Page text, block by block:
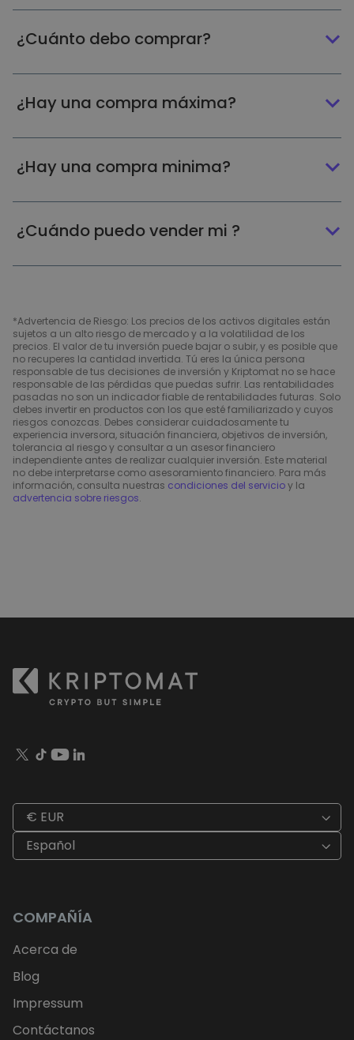
¿Cuánto debo comprar?
¿Hay una compra máxima?
¿Hay una compra minima?
¿Cuándo puedo vender mi ?
*Advertencia de Riesgo: Los precios de los activos digitales están
sujetos a un alto riesgo de mercado y a la volatilidad de los
precios. El valor de tu inversión puede bajar o subir, y es posible que
no recuperes la cantidad invertida. Tú eres la única persona
responsable de tus decisiones de inversión y Kriptomat no se hace
responsable de las pérdidas que puedas sufrir. Las rentabilidades
pasadas no son un indicador fiable de rentabilidades futuras. Solo
debes invertir en productos con los que esté familiarizado y cuyos
riesgos conozcas. Debes considerar cuidadosamente tu
experiencia inversora, situación financiera, objetivos de inversión,
tolerancia al riesgo y consultar a un asesor financiero
independiente antes de realizar cualquier inversión. Este material
no debe interpretarse como asesoramiento financiero. Para más
información, consulta nuestras condiciones del servicioy la
advertencia sobre riesgos.
€ EUR
Español
COMPAÑÍA
Acerca de
Blog
Impressum
Contáctanos